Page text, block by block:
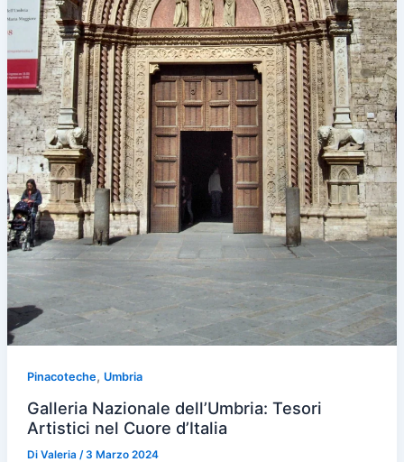
Pinacoteche, Umbria
Galleria Nazionale dell’Umbria: Tesori
Artistici nel Cuore d’Italia
Di Valeria /3 Marzo 2024